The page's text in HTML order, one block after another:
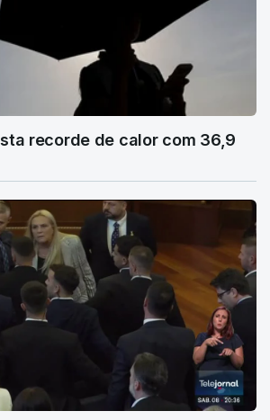
recorde de calor com 36,9